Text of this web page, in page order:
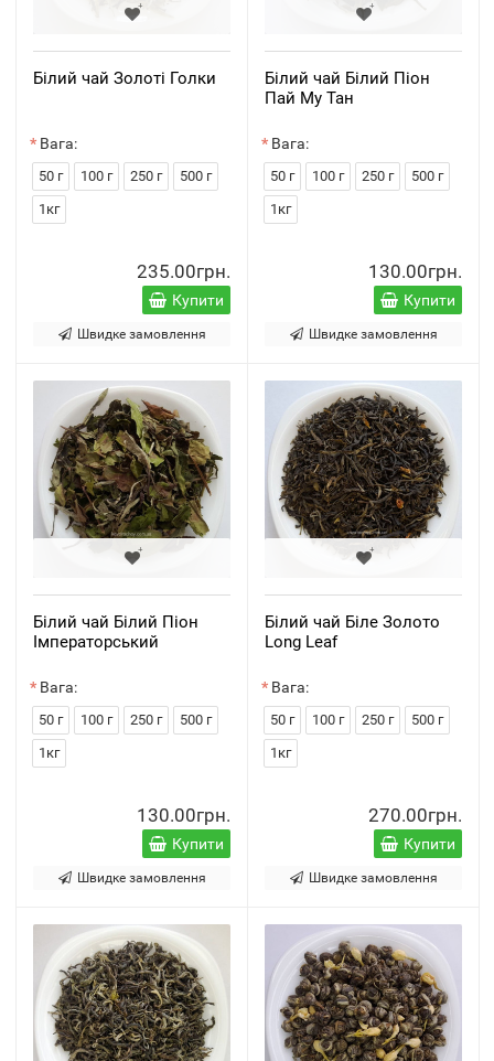
Білий чай Золоті Голки
Вага:
50 г 100 г 250 г
500 г
1кг
235.00грн.
Купити
Швидке замовлення
Білий чай Білий Піон
Пай Му Тан
Вага:
50 г 100 г 250 г
500 г
1кг
130.00грн.
Купити
Швидке замовлення
Білий чай Білий Піон
Імператорський
Вага:
50 г 100 г 250 г
500 г
1кг
130.00грн.
Купити
Швидке замовлення
Білий чай Біле Золото
Long Leaf
Вага:
50 г 100 г 250 г
500 г
1кг
270.00грн.
Купити
Швидке замовлення